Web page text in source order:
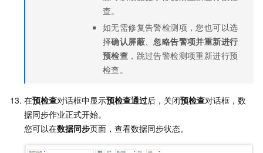
查。
如无需修复告警检测项，您也可以选
择确认屏蔽
忽略告警项并重新进行
预检查 ，跳过告警检测项重新进行预
检查。
在预检查对话框中显示预检查通过后，关闭预检查对话框，数
据同步作业正式开始。
您可以在数据同步页面，查看数据同步状态。